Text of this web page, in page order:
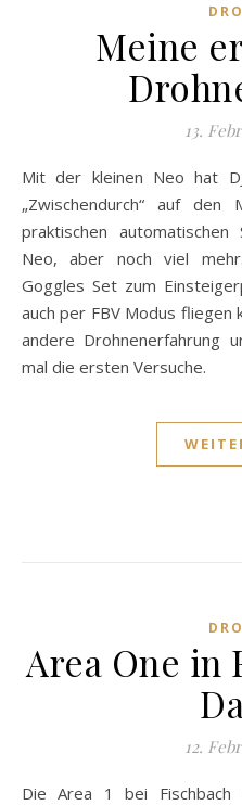
Meine
13.
Mit der kleinen Neo hat DJI ja eine super Drohne für
„Zwischendurch“ auf
praktischen
Neo, aber noch viel
Goggles Set zum
auch per FBV Modus fliegen
andere Drohnenerfahrung
mal die ersten Versuche.
Area One in
12.
Die Area 1 bei Fischbach und Ludwigswinkel im Wald